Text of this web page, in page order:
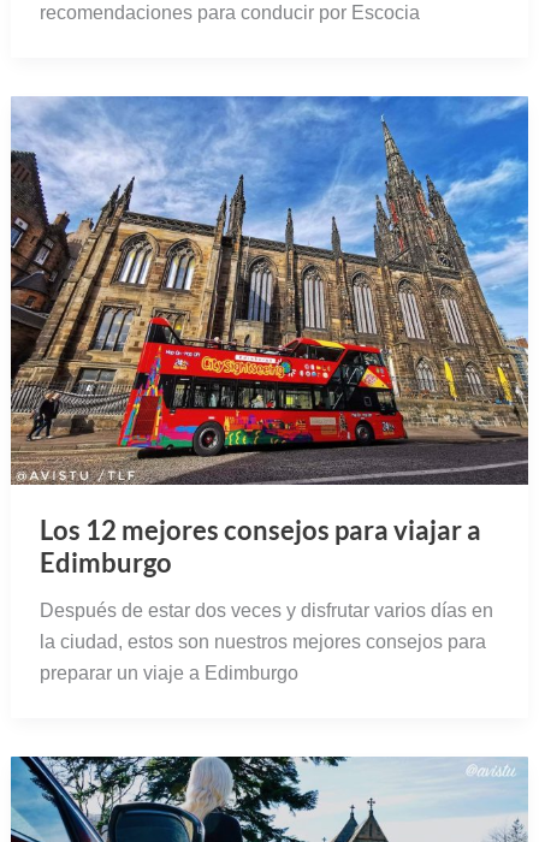
recomendaciones para conducir por Escocia
Los 12 mejores consejos para viajar a
Edimburgo
Después de estar dos veces y disfrutar varios días en
la ciudad, estos son nuestros mejores consejos para
preparar un viaje a Edimburgo